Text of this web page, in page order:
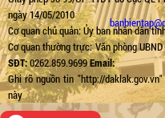
ngày 14/05/2010
Cơ quan chủ quản: Ủy ban nhân dân
Cơ quan thường trực: Văn phòng
SĐT:0262.859.9699Email:
Ghi rõ nguồn tin "http://
này